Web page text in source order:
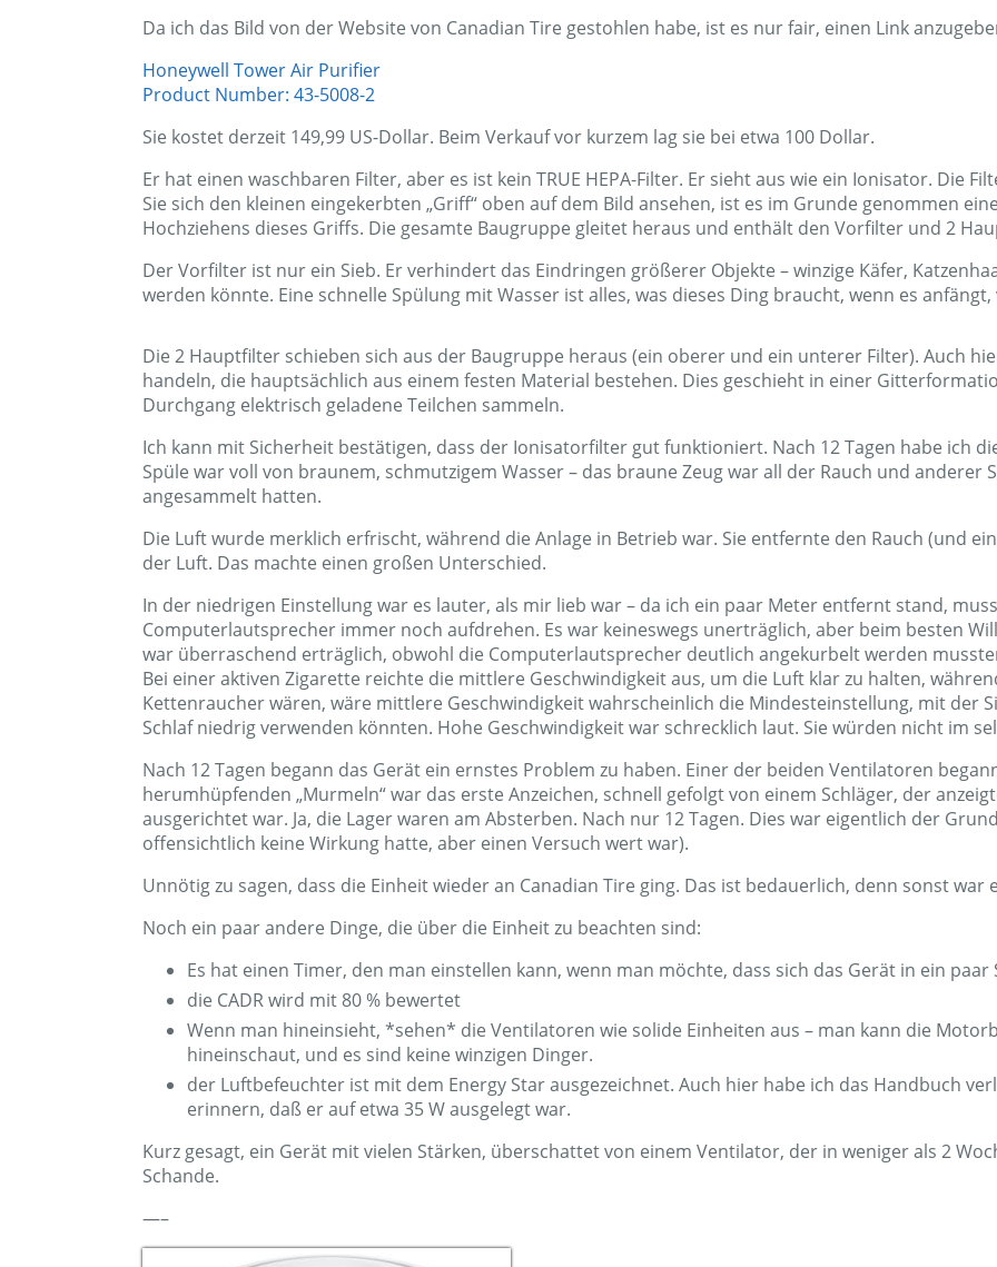
Da ich das Bild von der Website von Canadian Tire gestohlen habe, ist es nur fair, einen Link
Honeywell Tower Air Purifier
Product Number: 43-5008-2
Sie kostet derzeit 149,99 US-Dollar. Beim Verkauf vor kurzem lag sie bei etwa 100 Dollar.
Er hat einen waschbaren Filter, aber es ist kein TRUE HEPA-Filter. Er sieht aus wie ein Ionisator. Die
Sie sich den kleinen eingekerbten „Griff“ oben auf dem Bild ansehen, ist es im Grunde genommen
Hochziehens dieses Griffs. Die gesamte Baugruppe gleitet heraus und enthält den Vorfilter und 2
Der Vorfilter ist nur ein Sieb. Er verhindert das Eindringen größerer Objekte – winzige Käfer,
werden könnte. Eine schnelle Spülung mit Wasser ist alles, was dieses Ding braucht, wenn es
Die 2 Hauptfilter schieben sich aus der Baugruppe heraus (ein oberer und ein unterer Filter). Auch
handeln, die hauptsächlich aus einem festen Material bestehen. Dies geschieht in einer
Durchgang elektrisch geladene Teilchen sammeln.
Ich kann mit Sicherheit bestätigen, dass der Ionisatorfilter gut funktioniert. Nach 12 Tagen habe ich
Spüle war voll von braunem, schmutzigem Wasser – das braune Zeug war all der Rauch und anderer
angesammelt hatten.
Die Luft wurde merklich erfrischt, während die Anlage in Betrieb war. Sie entfernte den Rauch (und
der Luft. Das machte einen großen Unterschied.
In der niedrigen Einstellung war es lauter, als mir lieb war – da ich ein paar Meter entfernt stand,
Computerlautsprecher immer noch aufdrehen. Es war keineswegs unerträglich, aber beim besten
war überraschend erträglich, obwohl die Computerlautsprecher deutlich angekurbelt werden
Bei einer aktiven Zigarette reichte die mittlere Geschwindigkeit aus, um die Luft klar zu halten,
Kettenraucher wären, wäre mittlere Geschwindigkeit wahrscheinlich die Mindesteinstellung, mit der
Schlaf niedrig verwenden könnten. Hohe Geschwindigkeit war schrecklich laut. Sie würden nicht im
Nach 12 Tagen begann das Gerät ein ernstes Problem zu haben. Einer der beiden Ventilatoren
herumhüpfenden „Murmeln“ war das erste Anzeichen, schnell gefolgt von einem Schläger, der
offensichtlich keine Wirkung hatte, aber einen Versuch wert war).